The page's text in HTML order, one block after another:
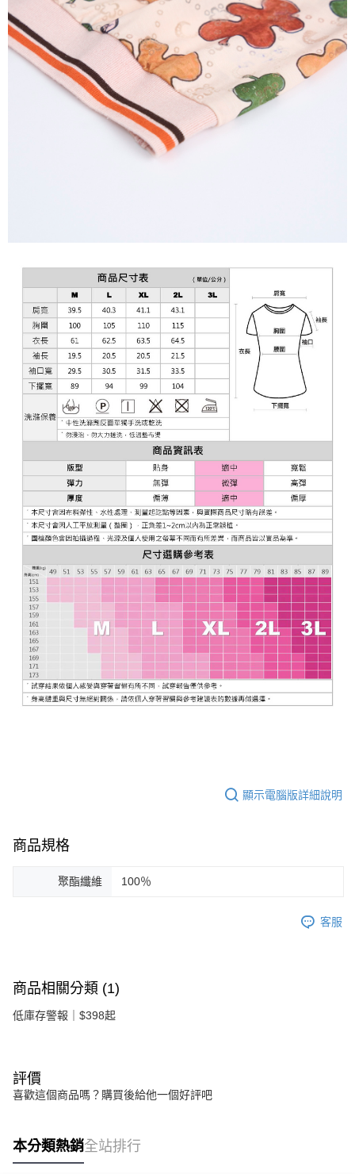
顯示電腦版詳細說明
商品規格
聚酯纖維 100％
客服
商品相關分類 (1)
低庫存警報｜$398起
評價
喜歡這個商品嗎？購買後給他一個好評吧
本分類熱銷全站排行